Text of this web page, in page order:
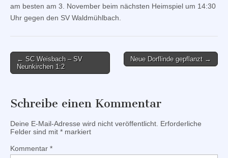
am besten am 3. November beim nächsten Heimspiel um 14:30
Uhr gegen den SV Waldmühlbach.
Post
navigation
← SC Weisbach – SV
Neunkirchen 1:2
Neue Dorflinde gepflanzt →
Schreibe einen Kommentar
Deine E-Mail-Adresse wird nicht veröffentlicht. Erforderliche
Felder sind mit * markiert
Kommentar *